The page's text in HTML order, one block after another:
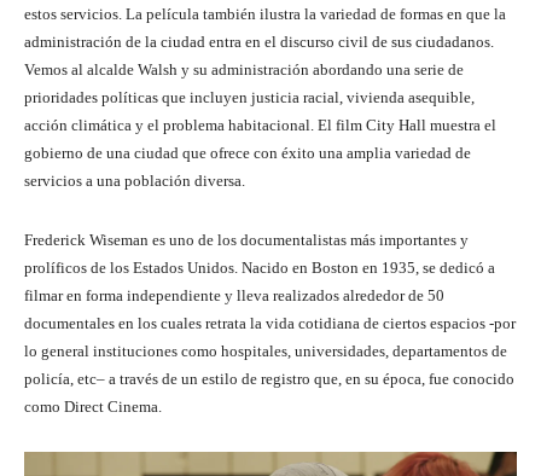
estos servicios. La película también ilustra la variedad de formas en que la
administración de la ciudad entra en el discurso civil de sus ciudadanos.
Vemos al alcalde Walsh y su administración abordando una serie de
prioridades políticas que incluyen justicia racial, vivienda asequible,
acción climática y el problema habitacional. El film City Hall muestra el
gobierno de una ciudad que ofrece con éxito una amplia variedad de
servicios a una población diversa.
Frederick Wiseman es uno de los documentalistas más importantes y
prolíficos de los Estados Unidos. Nacido en Boston en 1935, se dedicó a
filmar en forma independiente y lleva realizados alrededor de 50
documentales en los cuales retrata la vida cotidiana de ciertos espacios -por
lo general instituciones como hospitales, universidades, departamentos de
policía, etc– a través de un estilo de registro que, en su época, fue conocido
como Direct Cinema.